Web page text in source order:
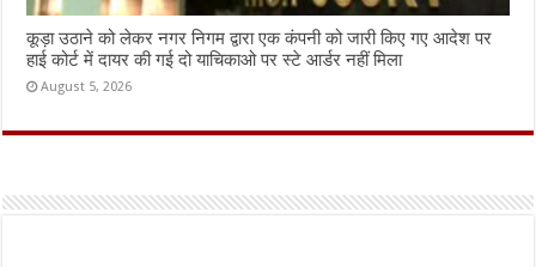
कूड़ा उठाने को लेकर नगर निगम द्वारा एक कंपनी को जारी किए गए आदेश पर
हाई कोर्ट में दायर की गई दो याचिकाओ पर स्टे आर्डर नहीं मिला
August 5, 2026